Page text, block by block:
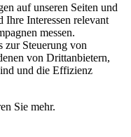
auf unseren Seiten und
Interessen relevant
messen.
zur Steuerung von
von Drittanbietern,
und die Effizienz
Sie mehr.